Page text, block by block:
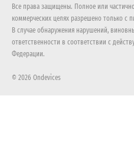
Все права защищены. Полное или
коммерческих целях разрешено только с
В случае обнаружения нарушений,
ответственности в соответствии с
Федерации.
© 2026 Ondevices